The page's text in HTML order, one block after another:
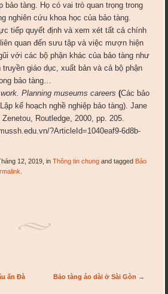
bảo tàng. Họ có vai trò quan trọng trong
nghiên cứu khoa học của bảo tàng.
tiếp quyết định và xem xét tất cả chính
quan đến sưu tập và việc mượn hiện
với các bộ phận khác của bảo tàng như
giáo dục, xuất bản và cả bộ phận
bảo tàng…
Planning museums careers (Các bảo
kế hoạch nghề nghiệp bảo tàng). Jane
Routledge, 2000, pp. 205.
?ArticleId=1040eaf9-6d8b-
12, 2019, inThông tin chung and tagged Bảo
ấn Đà
Bảo tàng áo dài ở Sài Gòn →